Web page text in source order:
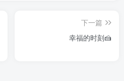
下一篇
幸福的时刻🍰